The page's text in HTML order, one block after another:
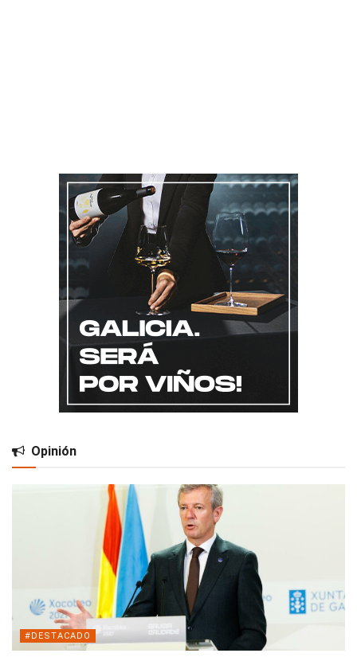
Opinión
#DESTACADO